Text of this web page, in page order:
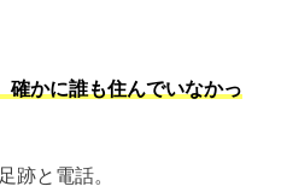
確かに誰も住んでいなかっ
跡と電話。